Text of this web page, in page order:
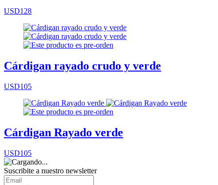
USD128
Cárdigan rayado crudo y verde
USD105
Cárdigan Rayado verde
USD105
Suscribite a nuestro newsletter